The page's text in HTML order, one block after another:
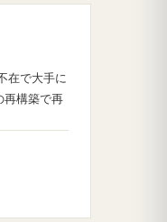
在で大手に
再構築で再